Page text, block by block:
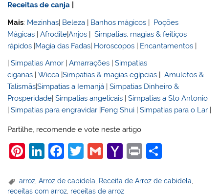
Receitas de canja
Mais: Mezinhas| Beleza | Banhos mágicos | Poções
Mágicas |Afrodite|Anjos |Simpatias, magias & feitiços
rápidos |Magia das Fadas| Horoscopos | Encantamentos |
|Simpatias Amor |Amarrações |Simpatias
ciganas |Wicca |Simpatias & magias egípcias |Amuletos &
Talismãs|Simpatias a Iemanjá |Simpatias Dinheiro &
Prosperidade|Simpatias angelicais |Simpatias a Sto Antonio
|Simpatias para engravidar |Feng Shui |Simpatias para o Lar |
Partilhe, recomende e vote neste artigo
Pi
er
Li
k
F
c
T
itt
G
ai
Y
h
Pr
t
ar
arroz ,Arroz de cabidela Receita de Arroz de cabidela
receitas com arroz, receitas de arroz